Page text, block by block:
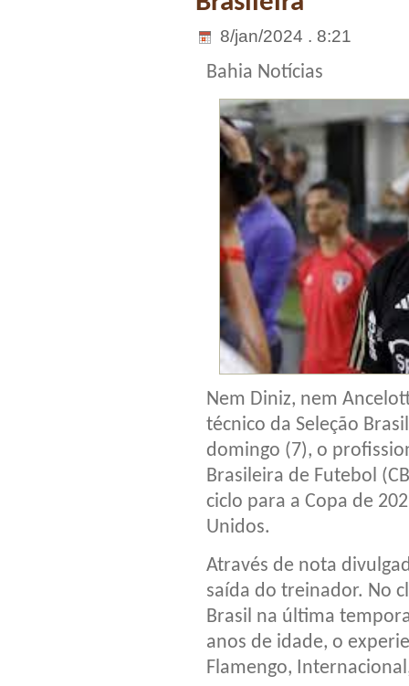
8/jan/2024 . 8:21
Bahia Notícias
Nem Diniz, nem
técnico da Seleção
domingo (7), o
Brasileira de Futebol
ciclo para a Copa de
Unidos.
Através de nota
saída do treinador. No
Brasil na última
anos de idade, o
Flamengo,